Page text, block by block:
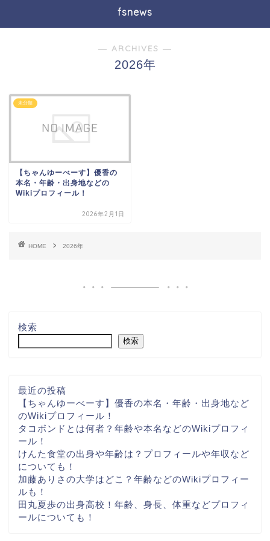
fsnews
― ARCHIVES ―
2026年
未分類
【ちゃんゆーべーす】優香の
本名・年齢・出身地などの
Wikiプロフィール！
2026年2月1日
HOME 2026年
検索
検索
最近の投稿
【ちゃんゆーべーす】優香の本名・年齢・出身地など
のWikiプロフィール！
タコボンドとは何者？年齢や本名などのWikiプロフィ
ール！
けんた食堂の出身や年齢は？プロフィールや年収など
についても！
加藤ありさの大学はどこ？年齢などのWikiプロフィー
ルも！
田丸夏歩の出身高校！年齢、身長、体重などプロフィ
ールについても！